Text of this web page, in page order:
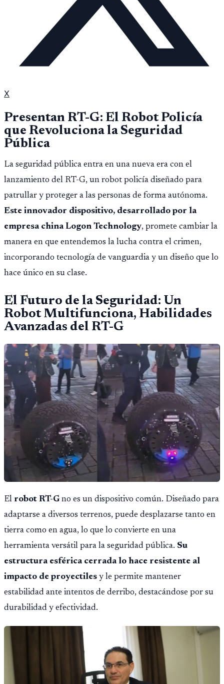
X
Presentan RT-G: El Robot Policía
que Revoluciona la Seguridad
Pública
La seguridad pública entra en una nueva era con el
lanzamiento del RT-G, un robot policía diseñado para
patrullar y proteger a las personas de forma autónoma.
Este innovador dispositivo, desarrollado por la
empresa china Logon Technology, promete cambiar la
manera en que entendemos la lucha contra el crimen,
incorporando tecnología de vanguardia y un diseño que lo
hace único en su clase.
El Futuro de la Seguridad: Un
Robot Multifunciona, Habilidades
Avanzadas del RT-G
El robot RT-G no es un dispositivo común. Diseñado para
adaptarse a diversos terrenos, puede desplazarse tanto en
tierra como en agua, lo que lo convierte en una
herramienta versátil para la seguridad pública. Su
estructura esférica cerrada lo hace resistente al
impacto de proyectiles y le permite mantener
estabilidad ante intentos de derribo, destacándose por su
durabilidad y efectividad.